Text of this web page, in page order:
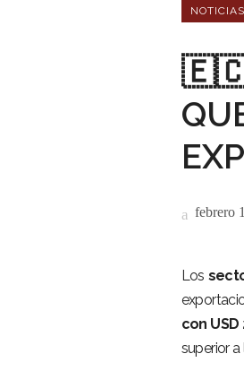
🇪🇨
febrero
Los
con USD
superior